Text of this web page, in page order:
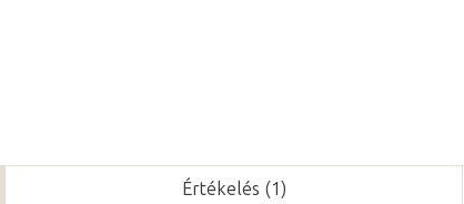
Értékelés (1)